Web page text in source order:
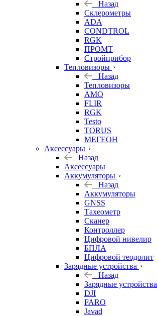
Назад
Склерометры
ADA
CONDTROL
RGK
ПРОМТ
Стройприбор
Тепловизоры
Назад
Тепловизоры
AMO
FLIR
RGK
Testo
TORUS
МЕГЕОН
Аксессуары
Назад
Аксессуары
Аккумуляторы
Назад
Аккумуляторы
GNSS
Тахеометр
Сканер
Контроллер
Цифровой нивелир
БПЛА
Цифровой теодолит
Зарядные устройства
Назад
Зарядные устройства
DJI
FARO
Javad